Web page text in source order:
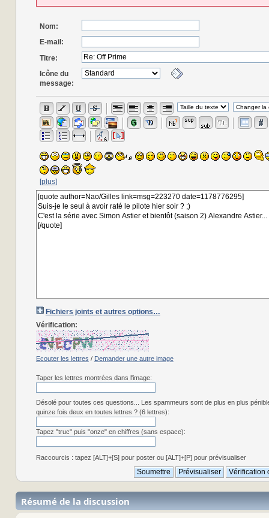
Nom:
E-mail:
Titre:
Icône du
message:
[plus]
Fichiers joints et autres options…
Vérification:
Ecouter les lettres / Demander une autre image
Taper les lettres montrées dans l'image:
Désolé pour toutes ces questions... Les spammeurs sont de plus en plus
quinze fois deux en toutes lettres ? (6 lettres):
Tapez "truc" puis "onze" en chiffres (sans espace):
Raccourcis : tapez [ALT]+[S] pour poster ou [ALT]+[P] pour prévisualiser
Résumé de la discussion